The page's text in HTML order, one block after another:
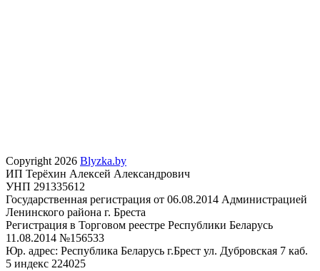
Copyright 2026 Blyzka.by
ИП Терёхин Алексей Александрович
УНП 291335612
Государственная регистрация от 06.08.2014 Администрацией
Ленинского района г. Бреста
Регистрация в Торговом реестре Республики Беларусь
11.08.2014 №156533
Юр. адрес: Республика Беларусь г.Брест ул. Дубровская 7 каб.
5 индекс 224025